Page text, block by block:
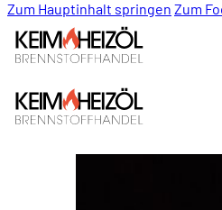
Zum Hauptinhalt springen Zum